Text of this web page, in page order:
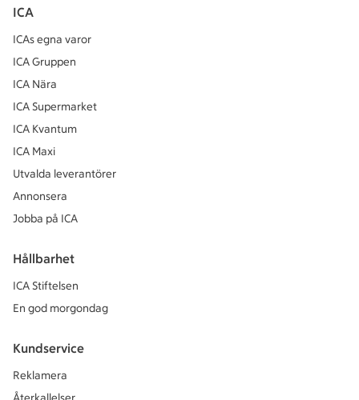
ICA
ICAs egna varor
ICA Gruppen
ICA Nära
ICA Supermarket
ICA Kvantum
ICA Maxi
Utvalda leverantörer
Annonsera
Jobba på ICA
Hållbarhet
ICA Stiftelsen
En god morgondag
Kundservice
Reklamera